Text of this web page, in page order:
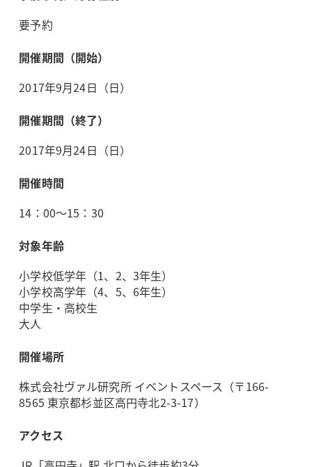
要予約
開催期間（開始）
2017年9月24日（日）
開催期間（終了）
2017年9月24日（日）
開催時間
14：00～15：30
対象年齢
小学校低学年（1、2、3年生）
小学校高学年（4、5、6年生）
中学生・高校生
大人
開催場所
株式会社ヴァル研究所 イベントスペース（〒166-
8565 東京都杉並区高円寺北2-3-17）
アクセス